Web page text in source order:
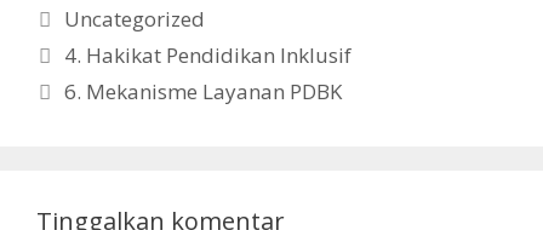
Kategori
Uncategorized
4. Hakikat Pendidikan Inklusif
6. Mekanisme Layanan PDBK
Tinggalkan komentar